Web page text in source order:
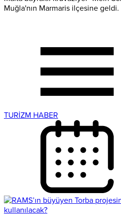
Muğla'nın Marmaris ilçesine geldi.
TURİZM HABER